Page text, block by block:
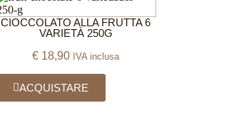
CIOCCOLATO ALLA FRUTTA 6
VARIETÀ 250G
€ 18,90 IVA inclusa
ACQUISTARE